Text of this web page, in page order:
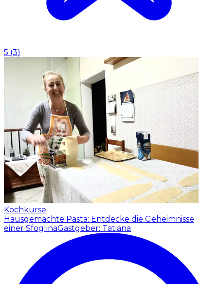
5 (3)
Kochkurse
Hausgemachte Pasta: Entdecke die Geheimnisse
einer SfoglinaGastgeber: Tatiana